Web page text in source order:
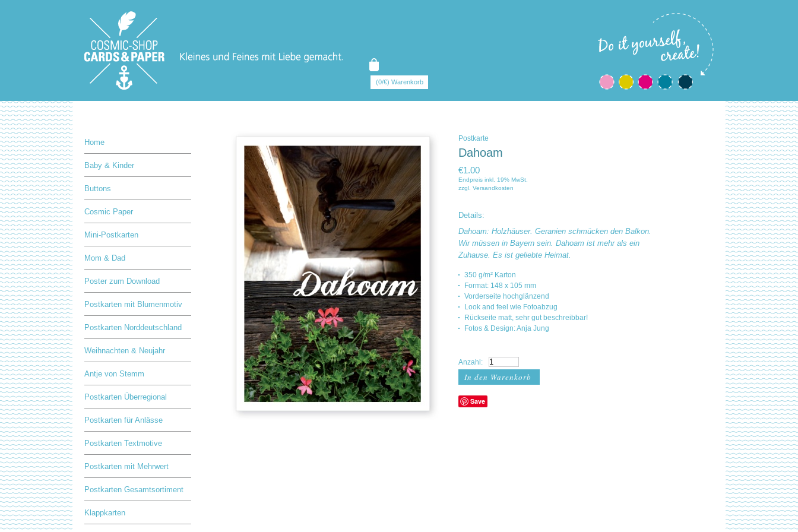
(0/€) Warenkorb
Home
Baby & Kinder
Buttons
Cosmic Paper
Mini-Postkarten
Mom & Dad
Poster zum Download
Postkarten mit Blumenmotiv
Postkarten Norddeutschland
Weihnachten & Neujahr
Antje von Stemm
Postkarten Überregional
Postkarten für Anlässe
Postkarten Textmotive
Postkarten mit Mehrwert
Postkarten Gesamtsortiment
Klappkarten
Postkarte
Dahoam
€1.00
Endpreis inkl. 19% MwSt.
zzgl. Versandkosten
Details:
Dahoam: Holzhäuser. Geranien schmücken den Balkon.
Wir müssen in Bayern sein. Dahoam ist mehr als ein
Zuhause. Es ist geliebte Heimat.
350 g/m² Karton
Format: 148 x 105 mm
Vorderseite hochglänzend
Look and feel wie Fotoabzug
Rückseite matt, sehr gut beschreibbar!
Fotos & Design: Anja Jung
Anzahl:
Save